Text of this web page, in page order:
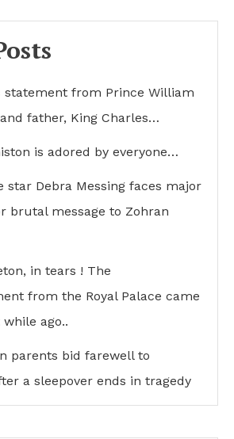
from Prince William
father, King Charles…
is adored by everyone…
star Debra Messing faces major
brutal message to Zohran
in tears ! The
from the Royal Palace came
ago..
parents bid farewell to
a sleepover ends in tragedy